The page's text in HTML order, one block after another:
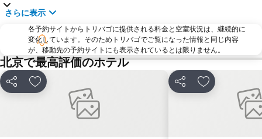
Simatai Great Wall
Beijing Botanical Garden
さらに表示
各予約サイトからトリバゴに提供される料金と空室状況は、継続的に
変化しています。そのためトリバゴでご覧になった情報と同じ内容
が、移動先の予約サイトにも表示されているとは限りません。
北京で最高評価のホテル
シェア お気に入りに追加 シェア お気に入りに